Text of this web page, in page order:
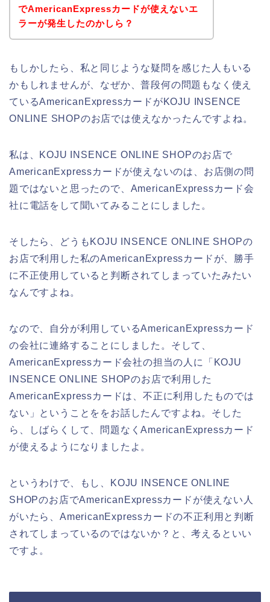
でAmericanExpressカードが使えないエ
ラーが発生したのかしら？
もしかしたら、私と同じような疑問を感じた人もいる
かもしれませんが、なぜか、普段何の問題もなく使え
ているAmericanExpressカードがKOJU INSENCE
ONLINE SHOPのお店では使えなかったんですよね。
私は、KOJU INSENCE ONLINE SHOPのお店で
AmericanExpressカードが使えないのは、お店側の問
題ではないと思ったので、AmericanExpressカード会
社に電話をして聞いてみることにしました。
そしたら、どうもKOJU INSENCE ONLINE SHOPの
お店で利用した私のAmericanExpressカードが、勝手
に不正使用していると判断されてしまっていたみたい
なんですよね。
なので、自分が利用しているAmericanExpressカード
の会社に連絡することにしました。そして、
AmericanExpressカード会社の担当の人に「KOJU
INSENCE ONLINE SHOPのお店で利用した
AmericanExpressカードは、不正に利用したものでは
ない」ということををお話したんですよね。そした
ら、しばらくして、問題なくAmericanExpressカード
が使えるようになりましたよ。
というわけで、もし、KOJU INSENCE ONLINE
SHOPのお店でAmericanExpressカードが使えない人
がいたら、AmericanExpressカードの不正利用と判断
されてしまっているのではないか？と、考えるといい
ですよ。